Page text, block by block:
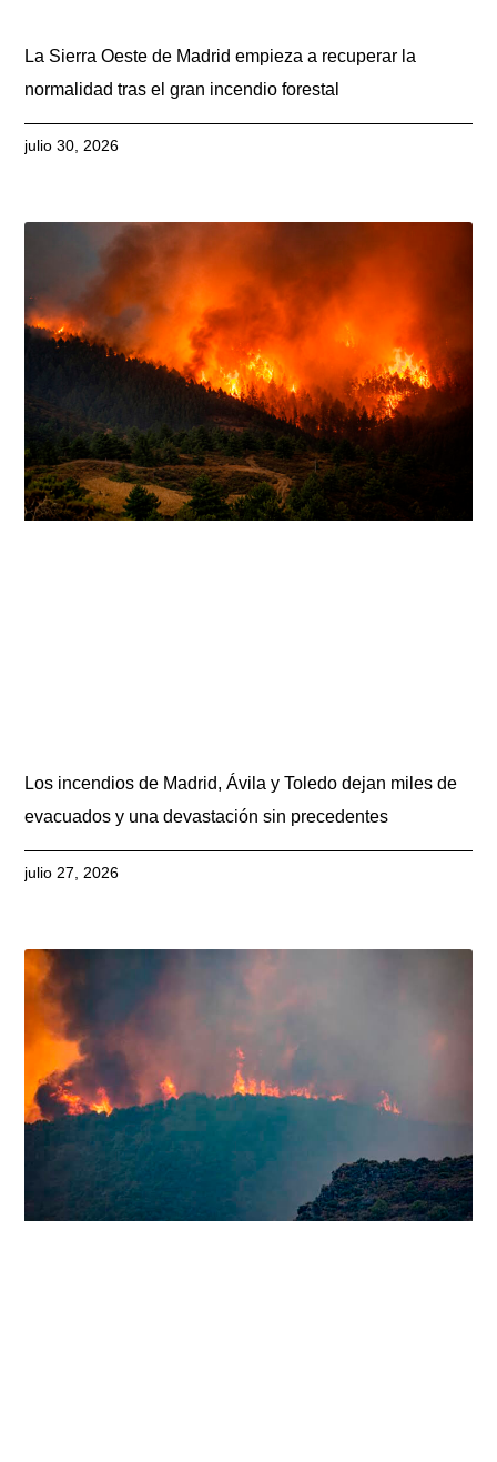
La Sierra Oeste de Madrid empieza a recuperar la
normalidad tras el gran incendio forestal
julio 30, 2026
Los incendios de Madrid, Ávila y Toledo dejan miles de
evacuados y una devastación sin precedentes
julio 27, 2026